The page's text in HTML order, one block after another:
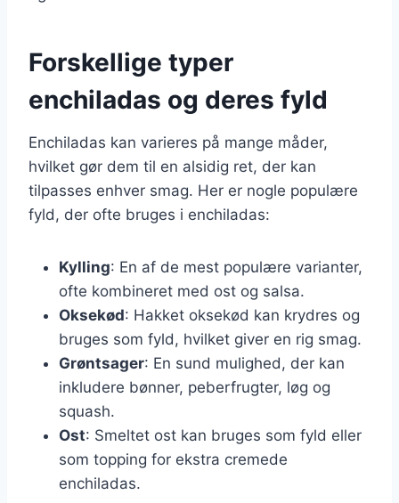
Forskellige typer
enchiladas og deres fyld
Enchiladas kan varieres på mange måder,
hvilket gør dem til en alsidig ret, der kan
tilpasses enhver smag. Her er nogle populære
fyld, der ofte bruges i enchiladas:
Kylling: En af de mest populære varianter,
ofte kombineret med ost og salsa.
Oksekød: Hakket oksekød kan krydres og
bruges som fyld, hvilket giver en rig smag.
Grøntsager: En sund mulighed, der kan
inkludere bønner, peberfrugter, løg og
squash.
Ost: Smeltet ost kan bruges som fyld eller
som topping for ekstra cremede
enchiladas.